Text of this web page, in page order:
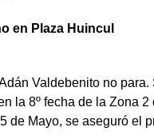
en Plaza Huincul
Valdebenito no
la 8º fecha de la Zona
de Mayo, se aseguró el